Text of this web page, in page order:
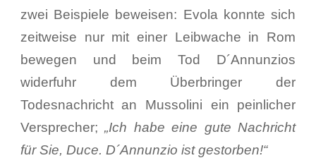
zwei Beispiele beweisen: Evola konnte sich
zeitweise nur mit einer Leibwache in Rom
bewegen und beim Tod D´Annunzios
widerfuhr dem Überbringer der
Todesnachricht an Mussolini ein peinlicher
Versprecher;„Ich habe eine gute Nachricht
für Sie, Duce. D´Annunzio ist gestorben!“